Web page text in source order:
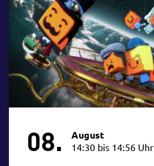
08. August
14:30 bis 14:56 Uhr